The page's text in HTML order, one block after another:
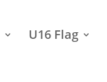
U16 Flag